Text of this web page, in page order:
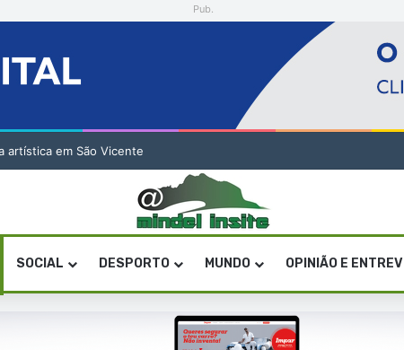
Pub.
artística em São Vicente
SOCIAL DESPORTO MUNDO OPINIÃO E